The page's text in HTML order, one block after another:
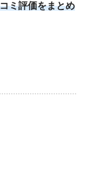
ミ評価をまとめ